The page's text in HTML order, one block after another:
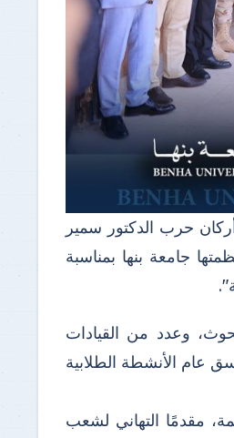
حرب الدكتور سمير
جامعة بنها بمناسبة
وعدد من القيادات
عام الأنشطة الطلابية
مقدمًا التهاني لشعب